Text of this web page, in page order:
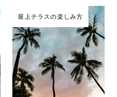
屋上テラスの楽しみ方